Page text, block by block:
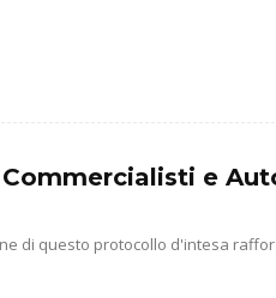
e
di questo protocollo d'intesa